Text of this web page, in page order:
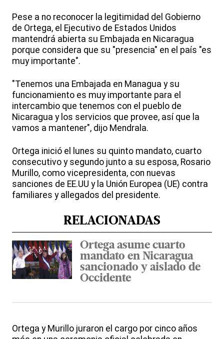
Pese a no reconocer la legitimidad del Gobierno
de Ortega, el Ejecutivo de Estados Unidos
mantendrá abierta su Embajada en Nicaragua
porque considera que su "presencia" en el país "es
muy importante".
"Tenemos una Embajada en Managua y su
funcionamiento es muy importante para el
intercambio que tenemos con el pueblo de
Nicaragua y los servicios que provee, así que la
vamos a mantener", dijo Mendrala.
Ortega inició el lunes su quinto mandato, cuarto
consecutivo y segundo junto a su esposa, Rosario
Murillo, como vicepresidenta, con nuevas
sanciones de EE.UU y la Unión Europea (UE) contra
familiares y allegados del presidente.
RELACIONADAS
Ortega asume cuarto
mandato en Nicaragua
sancionado y aislado de
Occidente
Ortega y Murillo juraron el cargo por cinco años